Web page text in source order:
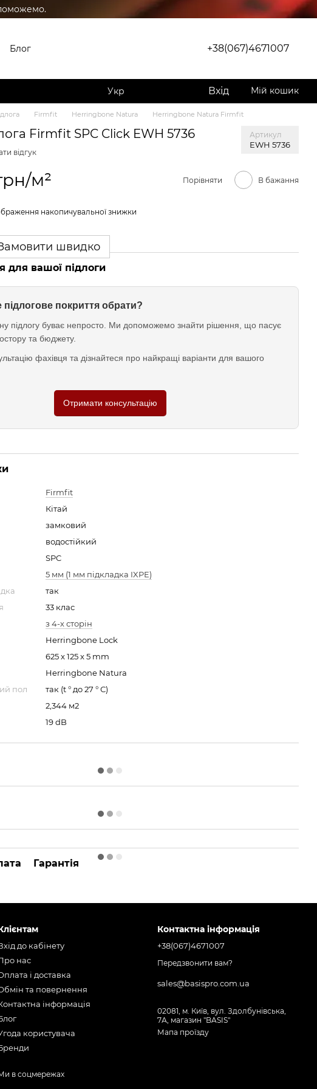
Блог
+38(067)4671007
Укр Вхід Мій кошик
Firmfit Herringbone Natura Herringbone Natura Firmfit
Firmfit SPC Click EWH 5736 Артикул
EWH 5736
відгук
м² Порівняти В бажання
накопичувальної знижки
швидко
для вашої підлоги
підлогове покриття обрати?
підлогу буває непросто. Ми допоможемо знайти рішення, що пасує
та бюджету.
фахівця та дізнайтеся про найкращі варіанти для вашого
Отримати консультацію
Firmfit
Кітай
замковий
водостійкий
SPC
5 мм (1 мм підкладка IXPE)
так
33 клас
з 4-х сторін
Herringbone Lock
625 x 125 x 5 mm
Herringbone Natura
пол
так (t ° до 27 ° С)
2,344 м2
19 dB
Гарантія
до кабінету
нас
і доставка
та повернення
інформація
користувача
в соцмережах
Контактна інформація
+38(067)4671007
Передзвонити вам?
sales@basispro.com.ua
02081, м. Київ, вул. Здолбунівська,
7А, магазин "BASIS"
Мапа проїзду